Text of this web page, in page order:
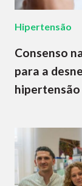
Hipertensão
Consenso
para a